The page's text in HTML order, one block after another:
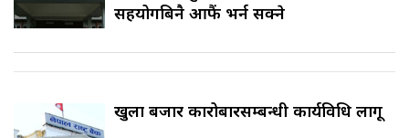
सहयोगबिनै आफैं भर्न सक्ने
खुला बजार कारोबारसम्बन्धी कार्यविधि लागू